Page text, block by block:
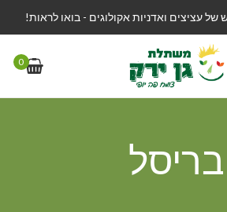
עציצים ואדניות אקולוגים - בואו לראות!
0
בריסל